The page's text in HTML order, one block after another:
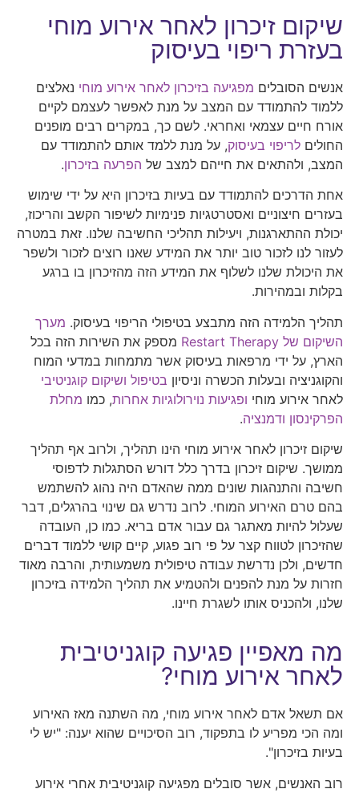
שיקום זיכרון לאחר אירוע מוחי
בעזרת ריפוי בעיסוק
אנשים הסובלים מפגיעה בזיכרון לאחר אירוע מוחי נאלצים
ללמוד להתמודד עם המצב על מנת לאפשר לעצמם לקיים
אורח חיים עצמאי ואחראי. לשם כך, במקרים רבים מופנים
החולים לריפוי בעיסוק, על מנת ללמד אותם להתמודד עם
המצב, ולהתאים את חייהם למצב של הפרעה בזיכרון.
אחת הדרכים להתמודד עם בעיות בזיכרון היא על ידי שימוש
בעזרים חיצוניים ואסטרטגיות פנימיות לשיפור הקשב והריכוז,
יכולת ההתארגנות, ויעילות תהליכי החשיבה שלנו. זאת במטרה
לעזור לנו לזכור טוב יותר את המידע שאנו רוצים לזכור ולשפר
את היכולת שלנו לשלוף את המידע הזה מהזיכרון בו ברגע
בקלות ובמהירות.
תהליך הלמידה הזה מתבצע בטיפולי הריפוי בעיסוק. מערך
השיקום של Restart Therapy
מספק את השירות הזה בכל
הארץ, על ידי מרפאות בעיסוק אשר מתמחות במדעי המוח
והקוגניציה ובעלות הכשרה וניסיון בטיפול ושיקום קוגניטיבי
לאחר אירוע מוחי ופגיעות נוירולוגיות אחרות, כמו מחלת
הפרקינסון ודמנציה.
שיקום זיכרון לאחר אירוע מוחי הינו תהליך, ולרוב אף תהליך
ממושך. שיקום זיכרון בדרך כלל דורש הסתגלות לדפוסי
חשיבה והתנהגות שונים ממה שהאדם היה נהוג להשתמש
בהם טרם האירוע המוחי. לרוב נדרש גם שינוי בהרגלים, דבר
שעלול להיות מאתגר גם עבור אדם בריא. כמו כן, העובדה
שהזיכרון לטווח קצר על פי רוב פגוע, קיים קושי ללמוד דברים
חדשים, ולכן נדרשת עבודה טיפולית משמעותית, והרבה מאוד
חזרות על מנת להפנים ולהטמיע את תהליך הלמידה בזיכרון
שלנו, ולהכניס אותו לשגרת חיינו.
מה מאפיין פגיעה קוגניטיבית
לאחר אירוע מוחי?
אם תשאל אדם לאחר אירוע מוחי, מה השתנה מאז האירוע
ומה הכי מפריע לו בתפקוד, רוב הסיכויים שהוא יענה: "יש לי
בעיות בזיכרון".
רוב האנשים, אשר סובלים מפגיעה קוגניטיבית אחרי אירוע